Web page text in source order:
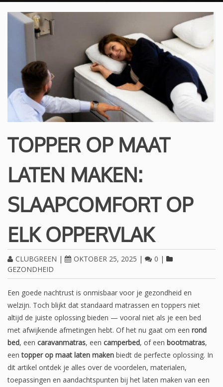
TOPPER OP MAAT
LATEN MAKEN:
SLAAPCOMFORT OP
ELK OPPERVLAK
CLUBGREEN | OKTOBER 25, 2025 | 0 |
GEZONDHEID
Een goede nachtrust is onmisbaar voor je gezondheid en
welzijn. Toch blijkt dat standaard matrassen en toppers niet
altijd de juiste oplossing bieden — vooral niet als je een bed
met afwijkende afmetingen hebt. Of het nu gaat om een rond
bed, een caravanmatras, een camperbed, of een bootmatras,
eentopper op maat laten maken biedt de perfecte oplossing. In
dit artikel ontdek je alles over de voordelen, materialen,
toepassingen en aandachtspunten bij het laten maken van een